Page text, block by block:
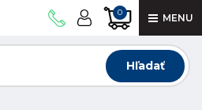
0 MENU
Hľadať